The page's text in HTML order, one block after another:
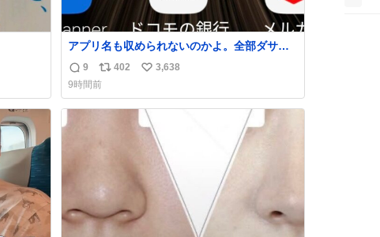
アプリ名も収められないのかよ。全部ダサく
て本当に凄い。 https://t.co/LemyLGyVkR
返
信
数
9
リ
ポ
ス
数
402
い
ね
数
3,638
9時間前